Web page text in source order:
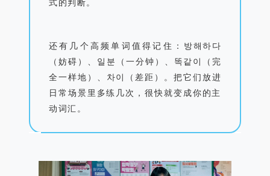
式的判断。
还有几个高频单词值得记住：방해하다
（妨碍）、일분（一分钟）、똑같이（完
全一样地）、차이（差距）。把它们放进
日常场景里多练几次，很快就变成你的主
动词汇。